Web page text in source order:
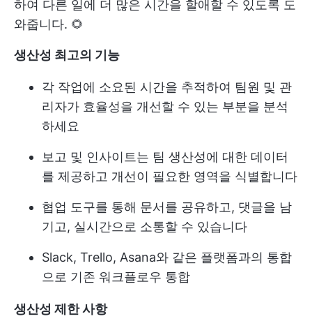
하여 다른 일에 더 많은 시간을 할애할 수 있도록 도
와줍니다. 🌻
생산성 최고의 기능
각 작업에 소요된 시간을 추적하여 팀원 및 관
리자가 효율성을 개선할 수 있는 부분을 분석
하세요
보고 및 인사이트는 팀 생산성에 대한 데이터
를 제공하고 개선이 필요한 영역을 식별합니다
협업 도구를 통해 문서를 공유하고, 댓글을 남
기고, 실시간으로 소통할 수 있습니다
Slack, Trello, Asana와 같은 플랫폼과의 통합
으로 기존 워크플로우 통합
생산성 제한 사항